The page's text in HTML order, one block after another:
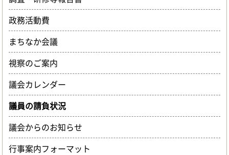
政務活動費
まちなか会議
視察のご案内
議会カレンダー
議員の請負状況
議会からのお知らせ
行事案内フォーマット